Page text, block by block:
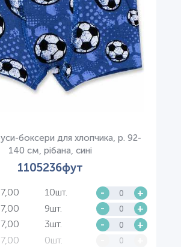
боксери для хлопчика, р. 92-
140 см, рібана, сині
1105236фут
10шт. - +
9шт. - +
3шт. - +
0шт.